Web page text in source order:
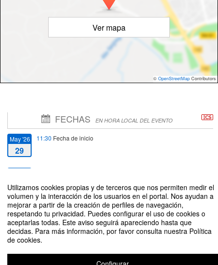
Utilizamos cookies propias y de terceros que nos permiten medir el
volumen y la interacción de los usuarios en el portal. Nos ayudan a
mejorar a partir de la creación de perfiles de navegación,
respetando tu privacidad. Puedes configurar el uso de cookies o
aceptarlas todas. Este aviso seguirá apareciendo hasta que
decidas. Para más información, por favor consulta nuestra Política
de cookies.
Ver mapa
© OpenStreetMap Contributors
FECHAS EN HORA LOCAL DEL EVENTO
May '26
29
11:30 Fecha de inicio
29
Acto de Graduación Curso 2025-2026 [Facultad de Ciencias Económicas y
Organizado por Unidad de Protocolo